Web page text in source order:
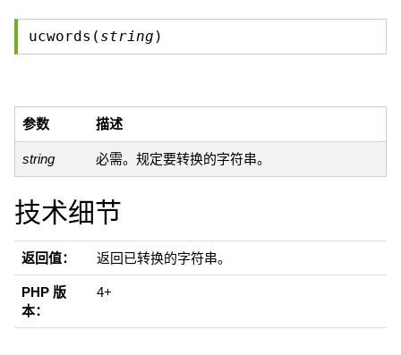
ucwords( string )
参数 描述
string 必需。规定要转换的字符串。
技术细节
返回值： 返回已转换的字符串。
PHP 版
本：
4+